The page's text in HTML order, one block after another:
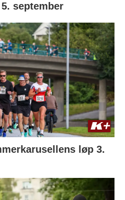
september
løp 3.